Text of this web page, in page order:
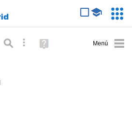
Búsqueda avanzada
Ayuda
(en